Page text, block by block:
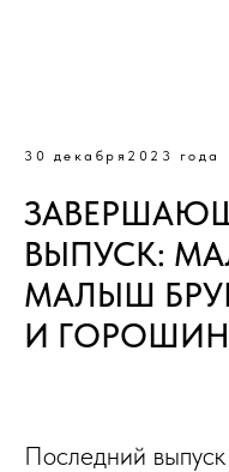
30 декабря2023 года
ВЫПУСК:
МАЛЫШ
И
Последний